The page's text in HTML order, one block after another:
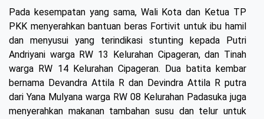
Pada kesempatan yang sama, Wali Kota dan Ketua TP
PKK menyerahkan bantuan beras Fortivit untuk ibu hamil
dan menyusui yang terindikasi stunting kepada Putri
Andriyani warga RW 13 Kelurahan Cipageran, dan Tinah
warga RW 14 Kelurahan Cipageran. Dua batita kembar
bernama Devandra Attila R dan Devindra Attila R putra
dari Yana Mulyana warga RW 08 Kelurahan Padasuka juga
menyerahkan makanan tambahan susu dan telur untuk